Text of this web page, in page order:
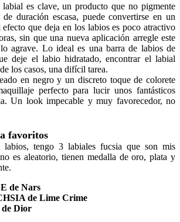
es clave, un producto que no pigmente
duración escasa, puede convertirse en un
que deja en los labios es poco atractivo
sin que una nueva aplicación arregle este
agrave. Lo ideal es una barra de labios de
deje el labio hidratado, encontrar el labial
los casos, una difícil tarea.
en negro y un discreto toque de colorete
perfecto para lucir unos fantásticos
Un look impecable y muy favorecedor, no
favoritos
labios, tengo 3 labiales fucsia que son mis
es aleatorio, tienen medalla de oro, plata y
de Nars
de Lime Crime
Dior